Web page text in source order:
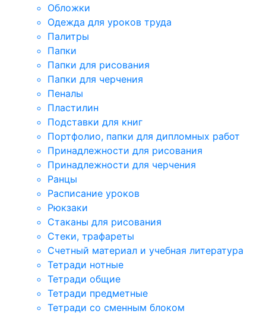
Обложки
Одежда для уроков труда
Палитры
Папки
Папки для рисования
Папки для черчения
Пеналы
Пластилин
Подставки для книг
Портфолио, папки для дипломных работ
Принадлежности для рисования
Принадлежности для черчения
Ранцы
Расписание уроков
Рюкзаки
Стаканы для рисования
Стеки, трафареты
Счетный материал и учебная литература
Тетради нотные
Тетради общие
Тетради предметные
Тетради со сменным блоком